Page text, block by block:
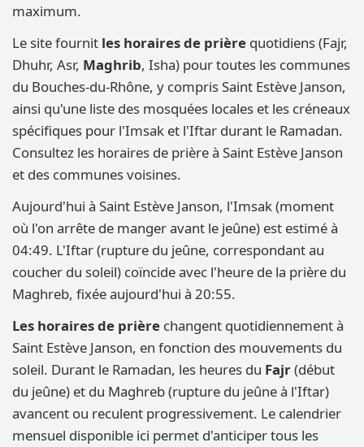
maximum.
Le site fournit les horaires de prière quotidiens (Fajr,
Dhuhr, Asr, Maghrib, Isha) pour toutes les communes
du Bouches-du-Rhône, y compris Saint Estève Janson,
ainsi qu'une liste des mosquées locales et les créneaux
spécifiques pour l'Imsak et l'Iftar durant le Ramadan.
Consultez les horaires de prière à Saint Estève Janson
et des communes voisines.
Aujourd'hui à Saint Estève Janson, l'Imsak (moment
où l'on arrête de manger avant le jeûne) est estimé à
04:49. L'Iftar (rupture du jeûne, correspondant au
coucher du soleil) coïncide avec l'heure de la prière du
Maghreb, fixée aujourd'hui à 20:55.
Les horaires de prière changent quotidiennement à
Saint Estève Janson, en fonction des mouvements du
soleil. Durant le Ramadan, les heures du Fajr(début
du jeûne) et du Maghreb (rupture du jeûne à l'Iftar)
avancent ou reculent progressivement. Le calendrier
mensuel disponible ici permet d'anticiper tous les